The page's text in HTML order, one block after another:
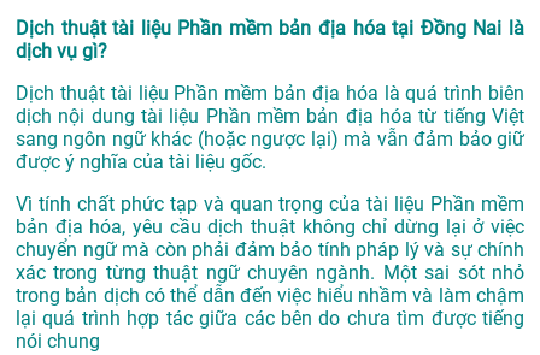
Dịch thuật tài liệu Phần mềm bản địa hóa tại Đồng Nai là
dịch vụ gì?
Dịch thuật tài liệu Phần mềm bản địa hóa là quá trình biên
dịch nội dung tài liệu Phần mềm bản địa hóa từ tiếng Việt
sang ngôn ngữ khác (hoặc ngược lại) mà vẫn đảm bảo giữ
được ý nghĩa của tài liệu gốc.
Vì tính chất phức tạp và quan trọng của tài liệu Phần mềm
bản địa hóa, yêu cầu dịch thuật không chỉ dừng lại ở việc
chuyển ngữ mà còn phải đảm bảo tính pháp lý và sự chính
xác trong từng thuật ngữ chuyên ngành. Một sai sót nhỏ
trong bản dịch có thể dẫn đến việc hiểu nhầm và làm chậm
lại quá trình hợp tác giữa các bên do chưa tìm được tiếng
nói chung